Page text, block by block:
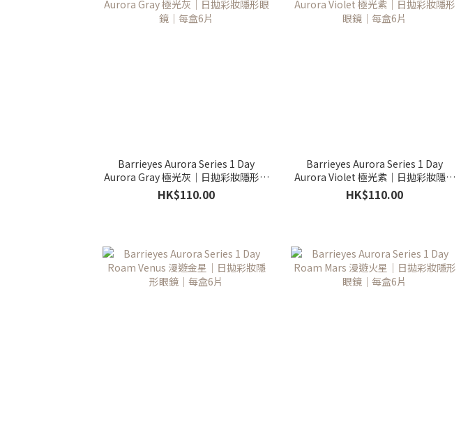
Barrieyes Aurora Series 1 Day
Aurora Gray 極光灰｜日拋彩妝隱形眼
鏡｜每盒6片
HK$110.00
Barrieyes Aurora Series 1 Day
Aurora Violet 極光紫｜日拋彩妝隱形
眼鏡｜每盒6片
HK$110.00